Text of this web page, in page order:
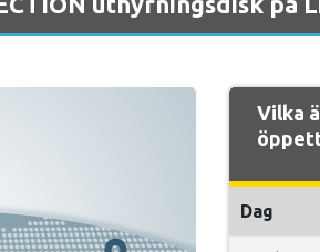
Vilka
Dag